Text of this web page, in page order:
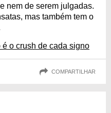
nem de serem julgadas.
mas também tem o
o crush de cada signo
COMPARTILHAR